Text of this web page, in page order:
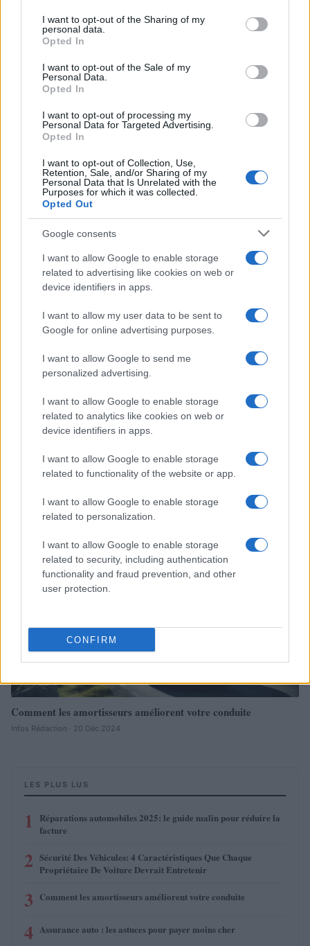
not limited to your visit or usage behaviour. You may click to
grant or deny consent to Google and its third-party tags to
use your data for below specified purposes in below Google
consent section.
I want to opt-out of the Sharing of my
personal data.
Opted In
I want to opt-out of the Sale of my
Personal Data.
Opted In
I want to opt-out of processing my
Personal Data for Targeted Advertising.
Opted In
I want to opt-out of Collection, Use,
Retention, Sale, and/or Sharing of my
Personal Data that Is Unrelated with the
Purposes for which it was collected.
Opted Out
Google consents
I want to allow Google to enable storage
related to advertising like cookies on web or
device identifiers in apps.
I want to allow my user data to be sent to
Google for online advertising purposes.
I want to allow Google to send me
personalized advertising.
I want to allow Google to enable storage
related to analytics like cookies on web or
device identifiers in apps.
I want to allow Google to enable storage
related to functionality of the website or app.
I want to allow Google to enable storage
related to personalization.
I want to allow Google to enable storage
related to security, including authentication
functionality and fraud prevention, and other
user protection.
CONFIRM
À lire aussi
Réparations automobiles 2025: le guide malin pour réduire la
facture
Infos Rédaction · 27 Août 2025
Sécurité Des Véhicules: 4 Caractéristiques Que Chaque
Redazione Online · 28 Fév 2025
Comment les amortisseurs améliorent votre conduite
Infos Rédaction · 20 Déc 2024
LES PLUS LUS
1
Réparations automobiles 2025: le guide malin pour réduire la
facture
2 Sécurité Des Véhicules: 4 Caractéristiques Que Chaque
Propriétaire De Voiture Devrait Entretenir
3 Comment les amortisseurs améliorent votre conduite
4 Assurance auto : les astuces pour payer moins cher